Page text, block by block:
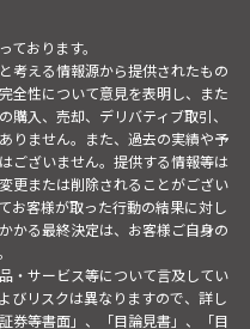
おります。
考える情報源から提供されたもの
全性について意見を表明し、また
入、売却、デリバティブ取引、
りません。また、過去の実績や予
ございません。提供する情報等は
更または削除されることがござい
お客様が取った行動の結果に対し
かる最終決定は、お客様ご自身の
・サービス等について言及してい
びリスクは異なりますので、詳し
券等書面」、「目論見書」、「目